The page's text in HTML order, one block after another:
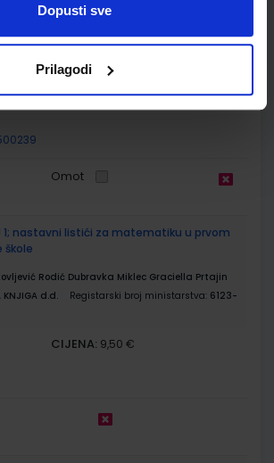
Dopusti sve
Prilagodi
Sanja Jakovljević Rogić Graciella Prtajin
Omot
1; nastavni listići za matematiku u prvom
škole
Rodić Dubravka Miklec Graciella Prtajin
KNJIGA d.d. Registarski broj ministarstva: 6123-
CIJENA: 9,50 €